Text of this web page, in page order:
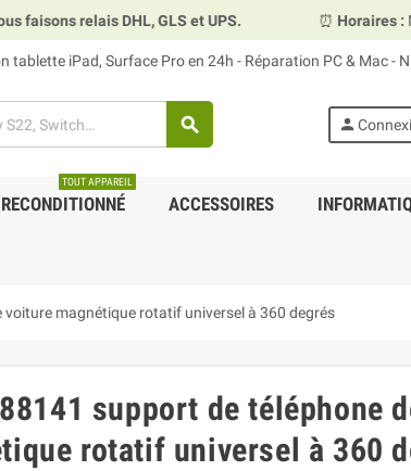
relais DHL, GLS et UPS. Horaires :Mardi,
iPad, Surface Pro en 24h - Réparation PC & Mac -
search person
RECONDITIONNÉ
TOUT APPAREIL
ACCESSOIRES
voiture magnétique rotatif universel à 360 degrés
support de téléphone
rotatif universel à 360